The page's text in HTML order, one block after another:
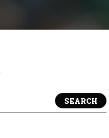
SEARCH